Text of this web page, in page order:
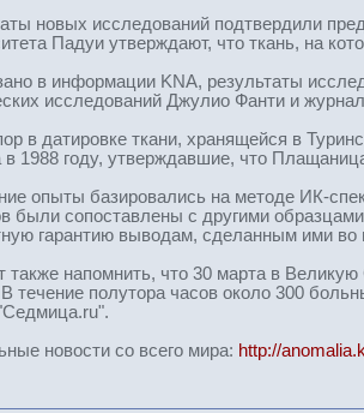
новых исследований подтвердили
Падуи утверждают, что ткань, на
в информации KNA, результаты
исследований Джулио Фанти и
в датировке ткани, хранящейся в
в 1988 году, утверждавшие, что
опыты базировались на методе ИК-
были сопоставлены с другими
гарантию выводам, сделанным ими во
также напомнить, что 30 марта в
течение полутора часов около 300
новости со всего мира: http://